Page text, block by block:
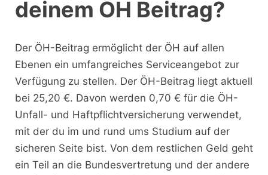
deinem ÖH Beitrag?
Der ÖH-Beitrag ermöglicht der ÖH auf allen
Ebenen ein umfangreiches Serviceangebot zur
Verfügung zu stellen. Der ÖH-Beitrag liegt aktuell
bei 25,20 €. Davon werden 0,70 € für die ÖH-
Unfall- und Haftpflichtversicherung verwendet,
mit der du im und rund ums Studium auf der
sicheren Seite bist. Von dem restlichen Geld geht
ein Teil an die Bundesvertretung und der andere